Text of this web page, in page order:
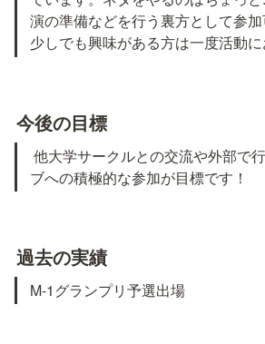
演の準備などを行う裏方として参加
今後の目標
他大学サークルとの交流や外部で行われているライ
ブへの積極的な参加が目標です！
過去の実績